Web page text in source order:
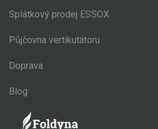
Splátkový prodej ESSOX
Půjčovna vertikutátoru
Doprava
Blog